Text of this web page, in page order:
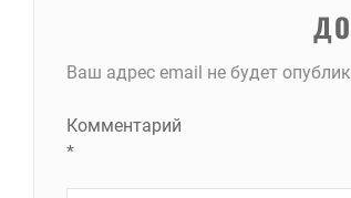
Ваш адрес email не будет
Комментарий
*